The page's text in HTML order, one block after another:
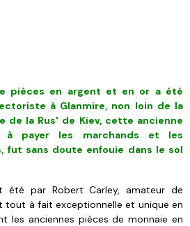
pièces en argent et en or a été
à Glanmire, non loin de la
de la Rus' de Kiev, cette ancienne
à payer les marchands et les
fut sans doute enfouie dans le sol
été par Robert Carley, amateur de
tout à fait exceptionnelle et unique en
les anciennes pièces de monnaie en